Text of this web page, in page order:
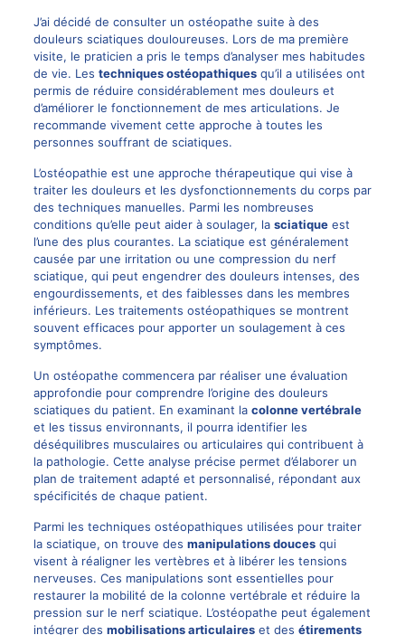
J’ai décidé de consulter un ostéopathe suite à des
douleurs sciatiques douloureuses. Lors de ma première
visite, le praticien a pris le temps d’analyser mes habitudes
de vie. Les techniques ostéopathiquesqu’il a utilisées ont
permis de réduire considérablement mes douleurs et
d’améliorer le fonctionnement de mes articulations. Je
recommande vivement cette approche à toutes les
personnes souffrant de sciatiques.
L’ostéopathie est une approche thérapeutique qui vise à
traiter les douleurs et les dysfonctionnements du corps par
des techniques manuelles. Parmi les nombreuses
conditions qu’elle peut aider à soulager, la sciatiqueest
l’une des plus courantes. La sciatique est généralement
causée par une irritation ou une compression du nerf
sciatique, qui peut engendrer des douleurs intenses, des
engourdissements, et des faiblesses dans les membres
inférieurs. Les traitements ostéopathiques se montrent
souvent efficaces pour apporter un soulagement à ces
symptômes.
Un ostéopathe commencera par réaliser une évaluation
approfondie pour comprendre l’origine des douleurs
sciatiques du patient. En examinant la colonne vertébrale
et les tissus environnants, il pourra identifier les
déséquilibres musculaires ou articulaires qui contribuent à
la pathologie. Cette analyse précise permet d’élaborer un
plan de traitement adapté et personnalisé, répondant aux
spécificités de chaque patient.
Parmi les techniques ostéopathiques utilisées pour traiter
la sciatique, on trouve des manipulations doucesqui
visent à réaligner les vertèbres et à libérer les tensions
nerveuses. Ces manipulations sont essentielles pour
restaurer la mobilité de la colonne vertébrale et réduire la
pression sur le nerf sciatique. L’ostéopathe peut également
intégrer des mobilisations articulaireset des étirements